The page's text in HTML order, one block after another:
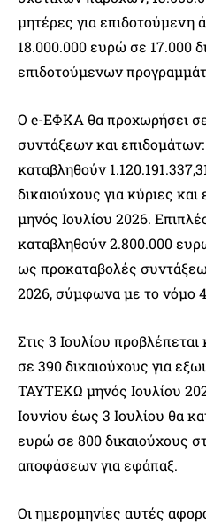
μητέρες για επιδοτούμενη
18.000.000 ευρώ σε 17.000
επιδοτούμενων
Ο e-ΕΦΚΑ θα προχωρήσει
συντάξεων και επιδομάτων:
καταβληθούν
δικαιούχους για κύριες
μηνός Ιουλίου 2026.
καταβληθούν 2.800.000
ως προκαταβολές
2026, σύμφωνα με το νόμο
Στις 3 Ιουλίου
σε 390 δικαιούχους για
ΤΑΥΤΕΚΩ μηνός Ιουλίου
Ιουνίου έως 3 Ιουλίου θα
ευρώ σε 800 δικαιούχους
αποφάσεων για εφάπαξ.
Οι ημερομηνίες αυτές